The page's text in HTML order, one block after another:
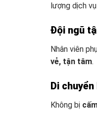
lượng dịch
Đội ngũ
Nhân viên
vẻ, tận tâm.
Di
Không bị